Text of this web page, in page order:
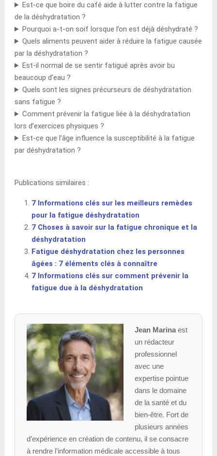
Est-ce que boire du café aide à lutter contre la fatigue
de la déshydratation ?
Pourquoi a-t-on soif lorsque l’on est déjà déshydraté ?
Quels aliments peuvent aider à réduire la fatigue causée
par la déshydratation ?
Est-il normal de se sentir fatigué après avoir bu
beaucoup d’eau ?
Quels sont les signes précurseurs de déshydratation
sans fatigue ?
Comment prévenir la fatigue liée à la déshydratation
lors d’exercices physiques ?
Est-ce que l’âge influence la susceptibilité à la fatigue
par déshydratation ?
Publications similaires :
7 Informations clés sur les meilleurs remèdes
pour la fatigue déshydratation
7 Choses à savoir sur la fatigue chronique et la
déshydratation
Fatigue déshydratation chez les personnes
âgées : 7 éléments clés à connaître
7 Informations clés sur comment prévenir la
fatigue due à la déshydratation
Jean Marinaest
un rédacteur
professionnel
avec une
expertise pointue
dans le domaine
de la santé et du
bien-être. Fort de
plusieurs années
d’expérience en création de contenu, il se consacre
à rendre l’information médicale accessible à tous